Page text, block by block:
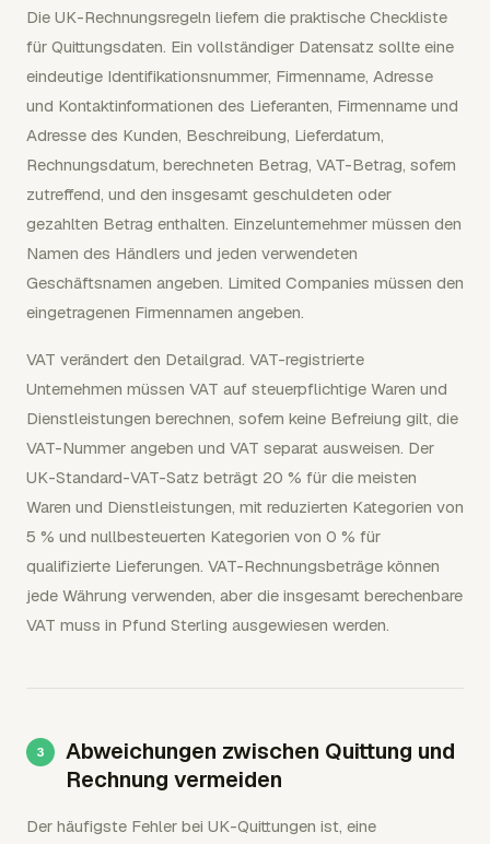
Die UK-Rechnungsregeln liefern die praktische Checkliste
für Quittungsdaten. Ein vollständiger Datensatz sollte eine
eindeutige Identifikationsnummer, Firmenname, Adresse
und Kontaktinformationen des Lieferanten, Firmenname und
Adresse des Kunden, Beschreibung, Lieferdatum,
Rechnungsdatum, berechneten Betrag, VAT-Betrag, sofern
zutreffend, und den insgesamt geschuldeten oder
gezahlten Betrag enthalten. Einzelunternehmer müssen den
Namen des Händlers und jeden verwendeten
Geschäftsnamen angeben. Limited Companies müssen den
eingetragenen Firmennamen angeben.
VAT verändert den Detailgrad. VAT-registrierte
Unternehmen müssen VAT auf steuerpflichtige Waren und
Dienstleistungen berechnen, sofern keine Befreiung gilt, die
VAT-Nummer angeben und VAT separat ausweisen. Der
UK-Standard-VAT-Satz beträgt 20 % für die meisten
Waren und Dienstleistungen, mit reduzierten Kategorien von
5 % und nullbesteuerten Kategorien von 0 % für
qualifizierte Lieferungen. VAT-Rechnungsbeträge können
jede Währung verwenden, aber die insgesamt berechenbare
VAT muss in Pfund Sterling ausgewiesen werden.
Abweichungen zwischen Quittung und
Rechnung vermeiden
Der häufigste Fehler bei UK-Quittungen ist, eine